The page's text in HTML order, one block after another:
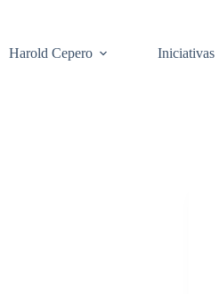
Harold Cepero Iniciativas